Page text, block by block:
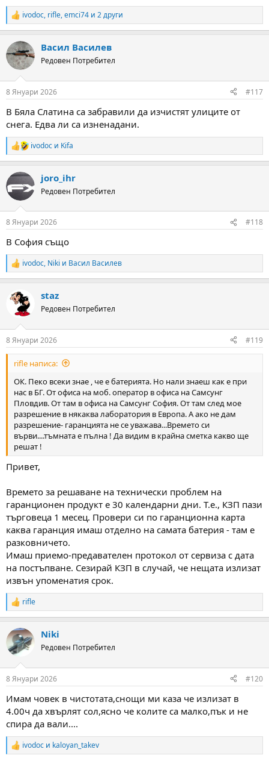
R
e
c
t
i
s
ivodoc, rifle,emci74 и 2 други
Васил Василев
Редовен Потребител
8 Януари 2026 #117
В Бяла Слатина са забравили да изчистят улиците от
снега. Едва ли са изненадани.
R
e
c
t
i
s
ivodoc и Kifa
joro_ihr
Редовен Потребител
8 Януари 2026 #118
В София също
R
e
c
s
:
ivodoc, Niki и Васил Василев
staz
Редовен Потребител
8 Януари 2026 #119
rifle написа:
ОК. Пеко всеки знае , че е батерията. Но нали знаеш как е при
нас в БГ. От офиса на моб. оператор в офиса на Самсунг
Пловдив. От там в офиса на Самсунг София. От там след мое
разрешение в някаква лаборатория в Европа. А ако не дам
разрешение- гаранцията не се уважава...Времето си
върви....тъмната е пълна ! Да видим в крайна сметка какво ще
решат !
Привет,
Времето за решаване на технически проблем на
гаранционен продукт е 30 календарни дни. Т.е., КЗП пази
търговеца 1 месец. Провери си по гаранционна карта
каква гаранция имаш отделно на самата батерия - там е
разковничето.
Имаш приемо-предавателен протокол от сервиза с дата
на постъпване. Сезирай КЗП в случай, че нещата излизат
извън упоменатия срок.
R
e
c
t
i
s
rifle
Niki
Редовен Потребител
8 Януари 2026 #120
Имам човек в чистотата,снощи ми каза че излизат в
4.00ч да хвърлят сол,ясно че колите са малко,пък и не
спира да вали....
R
ivodoc и kaloyan_takev